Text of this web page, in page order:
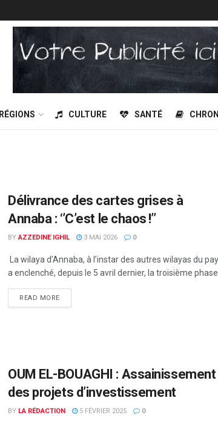
RÉGIONS CULTURE SANTÉ
Délivrance des cartes grises à
Annaba : ‘’C’est le chaos !’’
BY AZZEDINE IGHIL 3 MAI 2026 0
La wilaya d’Annaba, à l’instar des autres wilayas du
a enclenché, depuis le 5 avril dernier, la troisième phase
READ MORE
OUM EL-BOUAGHI : Assainissement
des projets d’investissement
BY LA RÉDACTION 5 FÉVRIER 2025 0